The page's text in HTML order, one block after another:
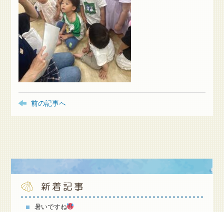
前の記事へ
新着記事
暑いですね